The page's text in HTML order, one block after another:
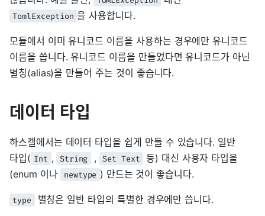
TomlException 을 사용합니다.
모듈에서 이미 유니코드 이름을 사용하는 경우에만 유니코드
이름을 씁니다. 유니코드 이름을 만들었다면 유니코드가 아닌
별칭(alias)을 만들어 주는 것이 좋습니다.
데이터 타입
하스켈에서는 데이터 타입을 쉽게 만들 수 있습니다. 일반
타입( Int , String , Set Text
등) 대신 사용자 타입을
(enum 이나
newtype ) 만드는 것이 좋습니다.
type 별칭은 일반 타입의 특별한 경우에만 씁니다.